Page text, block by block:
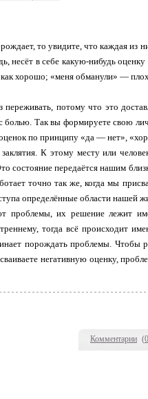
Комментарии (0
то увидите, что каждая из
несёт в себе какую-нибудь
хорошо; «меня обманули» —
потому что это
болью. Так вы формируете свою
по принципу «да — нет»,
К этому месту или
состояние передаётся нашим
точно так же, когда мы
определённые области нашей
проблемы, их решение лежит
тогда всё происходит
порождать проблемы. Чтобы
негативную оценку,